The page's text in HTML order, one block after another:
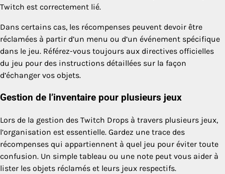
Twitch est correctement lié.
Dans certains cas, les récompenses peuvent devoir être
réclamées à partir d’un menu ou d’un événement spécifique
dans le jeu. Référez-vous toujours aux directives officielles
du jeu pour des instructions détaillées sur la façon
d’échanger vos objets.
Gestion de l’inventaire pour plusieurs jeux
Lors de la gestion des Twitch Drops à travers plusieurs jeux,
l’organisation est essentielle. Gardez une trace des
récompenses qui appartiennent à quel jeu pour éviter toute
confusion. Un simple tableau ou une note peut vous aider à
lister les objets réclamés et leurs jeux respectifs.